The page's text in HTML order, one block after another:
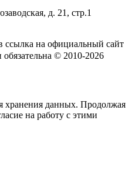
д. 21, стр.1
ссылка на официальный сайт
© 2010-2026
хранения данных. Продолжая
на работу с этими